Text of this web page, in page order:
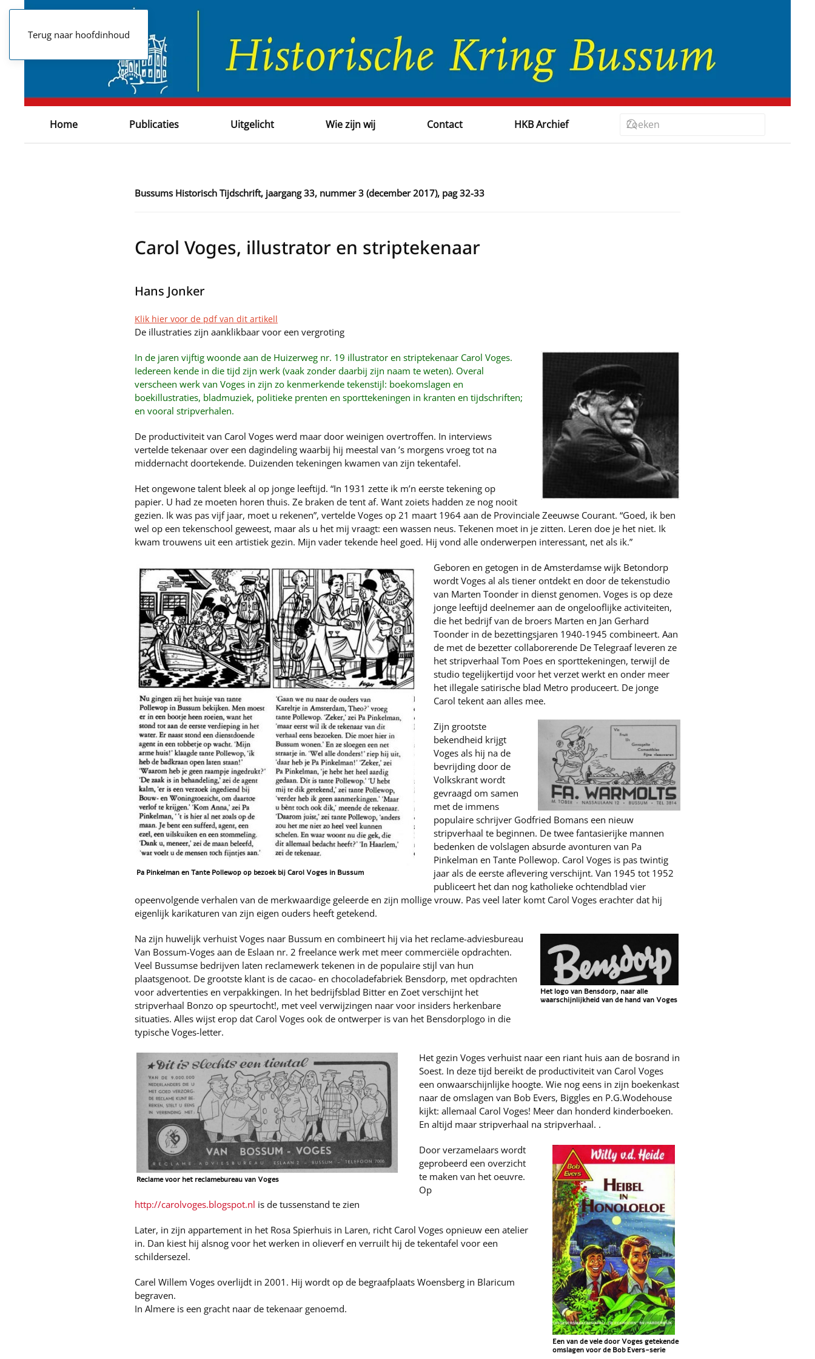
Terug naar hoofdinhoud
Home Publicaties Uitgelicht Wie zijn wij Contact HKB Archief
Bussums Historisch Tijdschrift, jaargang 33, nummer 3 (december 2017), pag 32-33
Carol Voges, illustrator en striptekenaar
Hans Jonker
Klik hier voor de pdf van dit artikell
De illustraties zijn aanklikbaar voor een vergroting
In de jaren vijftig woonde aan de Huizerweg nr. 19 illustrator en striptekenaar Carol Voges.
Iedereen kende in die tijd zijn werk (vaak zonder daarbij zijn naam te weten). Overal
verscheen werk van Voges in zijn zo kenmerkende tekenstijl: boekomslagen en
boekillustraties, bladmuziek, politieke prenten en sporttekeningen in kranten en tijdschriften;
en vooral stripverhalen.
De productiviteit van Carol Voges werd maar door weinigen overtroffen. In interviews
vertelde tekenaar over een dagindeling waarbij hij meestal van ’s morgens vroeg tot na
middernacht doortekende. Duizenden tekeningen kwamen van zijn tekentafel.
Het ongewone talent bleek al op jonge leeftijd. “In 1931 zette ik m’n eerste tekening op
papier. U had ze moeten horen thuis. Ze braken de tent af. Want zoiets hadden ze nog nooit
gezien. Ik was pas vijf jaar, moet u rekenen”, vertelde Voges op 21 maart 1964 aan de Provinciale Zeeuwse Courant. “Goed, ik ben
wel op een tekenschool geweest, maar als u het mij vraagt: een wassen neus. Tekenen moet in je zitten. Leren doe je het niet. Ik
kwam trouwens uit een artistiek gezin. Mijn vader tekende heel goed. Hij vond alle onderwerpen interessant, net als ik.”
Pa Pinkelman en Tante Pollewop op bezoek bij Carol Voges in Bussum
Geboren en getogen in de Amsterdamse wijk Betondorp
wordt Voges al als tiener ontdekt en door de tekenstudio
van Marten Toonder in dienst genomen. Voges is op deze
jonge leeftijd deelnemer aan de ongelooflijke activiteiten,
die het bedrijf van de broers Marten en Jan Gerhard
Toonder in de bezettingsjaren 1940-1945 combineert. Aan
de met de bezetter collaborerende De Telegraaf leveren ze
het stripverhaal Tom Poes en sporttekeningen, terwijl de
studio tegelijkertijd voor het verzet werkt en onder meer
het illegale satirische blad Metro produceert. De jonge
Carol tekent aan alles mee.
Zijn grootste
bekendheid krijgt
Voges als hij na de
bevrijding door de
Volkskrant wordt
gevraagd om samen
met de immens
populaire schrijver Godfried Bomans een nieuw
stripverhaal te beginnen. De twee fantasierijke mannen
bedenken de volslagen absurde avonturen van Pa
Pinkelman en Tante Pollewop. Carol Voges is pas twintig
jaar als de eerste aflevering verschijnt. Van 1945 tot 1952
publiceert het dan nog katholieke ochtendblad vier
opeenvolgende verhalen van de merkwaardige geleerde en zijn mollige vrouw. Pas veel later komt Carol Voges erachter dat hij
eigenlijk karikaturen van zijn eigen ouders heeft getekend.
Het logo van Bensdorp, naar alle
waarschijnlijkheid van de hand van Voges
Na zijn huwelijk verhuist Voges naar Bussum en combineert hij via het reclame-adviesbureau
Van Bossum-Voges aan de Eslaan nr. 2 freelance werk met meer commerciële opdrachten.
Veel Bussumse bedrijven laten reclamewerk tekenen in de populaire stijl van hun
plaatsgenoot. De grootste klant is de cacao- en chocoladefabriek Bensdorp, met opdrachten
voor advertenties en verpakkingen. In het bedrijfsblad Bitter en Zoet verschijnt het
stripverhaal Bonzo op speurtocht!, met veel verwijzingen naar voor insiders herkenbare
situaties. Alles wijst erop dat Carol Voges ook de ontwerper is van het Bensdorplogo in die
typische Voges-letter.
Reclame voor het reclamebureau van Voges
Het gezin Voges verhuist naar een riant huis aan de bosrand in
Soest. In deze tijd bereikt de productiviteit van Carol Voges
een onwaarschijnlijke hoogte. Wie nog eens in zijn boekenkast
naar de omslagen van Bob Evers, Biggles en P.G.Wodehouse
kijkt: allemaal Carol Voges! Meer dan honderd kinderboeken.
En altijd maar stripverhaal na stripverhaal. .
Een van de vele door Voges getekende
omslagen voor de Bob Evers-serie
Door verzamelaars wordt
geprobeerd een overzicht
te maken van het oeuvre.
Op
http://carolvoges.blogspot.nl is de tussenstand te zien
Later, in zijn appartement in het Rosa Spierhuis in Laren, richt Carol Voges opnieuw een atelier
in. Dan kiest hij alsnog voor het werken in olieverf en verruilt hij de tekentafel voor een
schildersezel.
Carel Willem Voges overlijdt in 2001. Hij wordt op de begraafplaats Woensberg in Blaricum
begraven.
In Almere is een gracht naar de tekenaar genoemd.